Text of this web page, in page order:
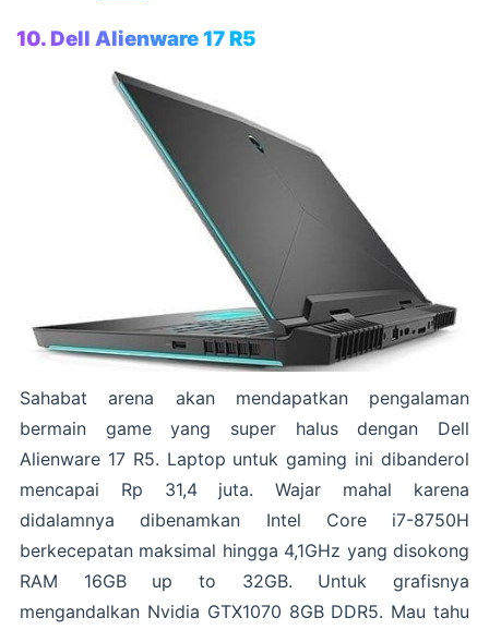
10. Dell Alienware 17 R5
Sahabat arena akan mendapatkan pengalaman
bermain game yang super halus dengan Dell
Alienware 17 R5. Laptop untuk gaming ini dibanderol
mencapai Rp 31,4 juta. Wajar mahal karena
didalamnya dibenamkan Intel Core i7-8750H
berkecepatan maksimal hingga 4,1GHz yang disokong
RAM 16GB up to 32GB. Untuk grafisnya
mengandalkan Nvidia GTX1070 8GB DDR5. Mau tahu